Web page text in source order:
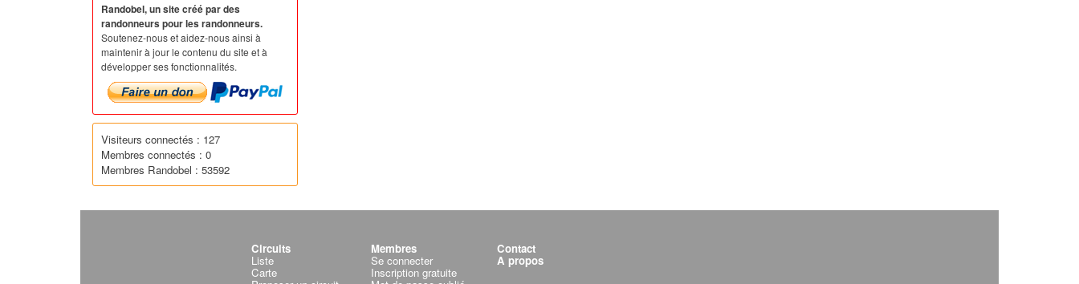
Randobel, un site créé par des
randonneurs pour les randonneurs.
Soutenez-nous et aidez-nous ainsi à
maintenir à jour le contenu du site et à
développer ses fonctionnalités.
Visiteurs connectés : 127
Membres connectés : 0
Membres Randobel : 53592
Circuits
Liste
Carte
Membres
Se connecter
Inscription gratuite
Contact
A propos